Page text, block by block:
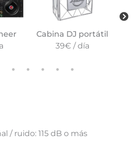
Cabina DJ portátil
39€ / día
/ ruido: 115 dB o más